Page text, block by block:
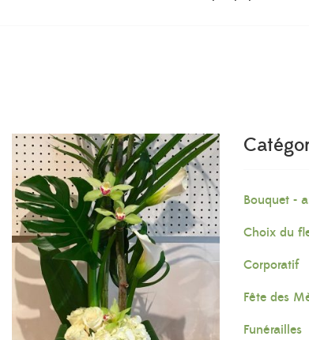
Bouquet -
Choix du
Corporatif
Fête des
Funérailles